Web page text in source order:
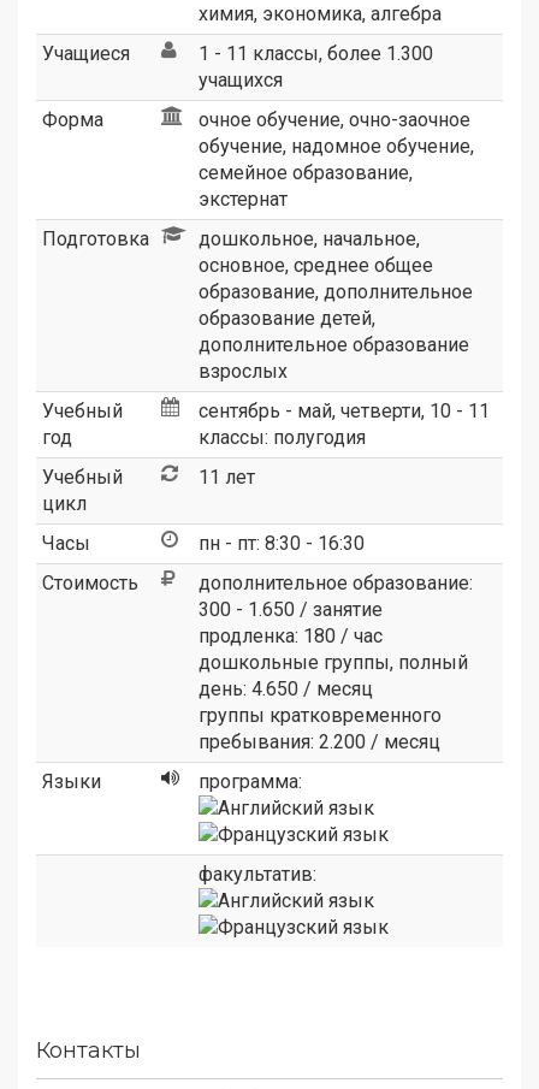
химия, экономика, алгебра
Учащиеся
1 - 11 классы, более 1.300
учащихся
Форма
очное обучение, очно-заочное
обучение, надомное обучение,
семейное образование,
экстернат
Подготовка
дошкольное, начальное,
основное, среднее общее
образование, дополнительное
образование детей,
дополнительное образование
взрослых
Учебный
год
сентябрь - май, четверти, 10 - 11
классы: полугодия
Учебный
цикл
11 лет
Часы
пн - пт: 8:30 - 16:30
Стоимость
дополнительное образование:
300 - 1.650 / занятие
продленка: 180 / час
дошкольные группы, полный
день: 4.650 / месяц
группы кратковременного
пребывания: 2.200 / месяц
Языки
программа:
факультатив:
Контакты